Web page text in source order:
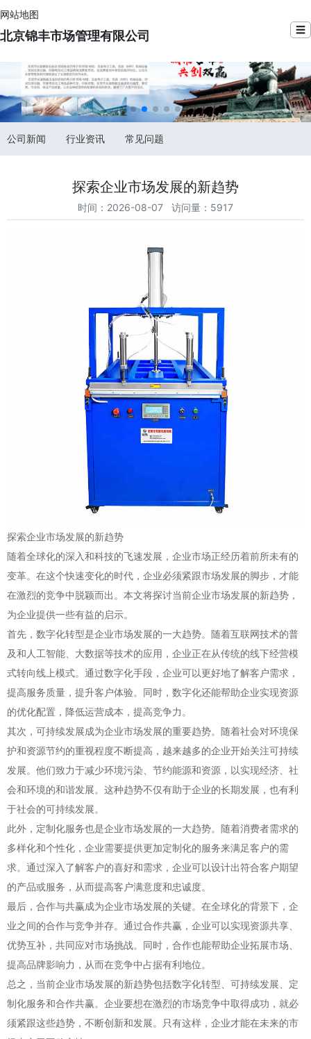
网站地图
北京锦丰市场管理有限公司 ☰
公司新闻 行业资讯 常见问题
探索企业市场发展的新趋势
时间：2026-08-07 访问量：5917
探索企业市场发展的新趋势
随着全球化的深入和科技的飞速发展，企业市场正经历着前所未有的
变革。在这个快速变化的时代，企业必须紧跟市场发展的脚步，才能
在激烈的竞争中脱颖而出。本文将探讨当前企业市场发展的新趋势，
为企业提供一些有益的启示。
首先，数字化转型是企业市场发展的一大趋势。随着互联网技术的普
及和人工智能、大数据等技术的应用，企业正在从传统的线下经营模
式转向线上模式。通过数字化手段，企业可以更好地了解客户需求，
提高服务质量，提升客户体验。同时，数字化还能帮助企业实现资源
的优化配置，降低运营成本，提高竞争力。
其次，可持续发展成为企业市场发展的重要趋势。随着社会对环境保
护和资源节约的重视程度不断提高，越来越多的企业开始关注可持续
发展。他们致力于减少环境污染、节约能源和资源，以实现经济、社
会和环境的和谐发展。这种趋势不仅有助于企业的长期发展，也有利
于社会的可持续发展。
此外，定制化服务也是企业市场发展的一大趋势。随着消费者需求的
多样化和个性化，企业需要提供更加定制化的服务来满足客户的需
求。通过深入了解客户的喜好和需求，企业可以设计出符合客户期望
的产品或服务，从而提高客户满意度和忠诚度。
最后，合作与共赢成为企业市场发展的关键。在全球化的背景下，企
业之间的合作与竞争并存。通过合作共赢，企业可以实现资源共享、
优势互补，共同应对市场挑战。同时，合作也能帮助企业拓展市场、
提高品牌影响力，从而在竞争中占据有利地位。
总之，当前企业市场发展的新趋势包括数字化转型、可持续发展、定
制化服务和合作共赢。企业要想在激烈的市场竞争中取得成功，就必
须紧跟这些趋势，不断创新和发展。只有这样，企业才能在未来的市